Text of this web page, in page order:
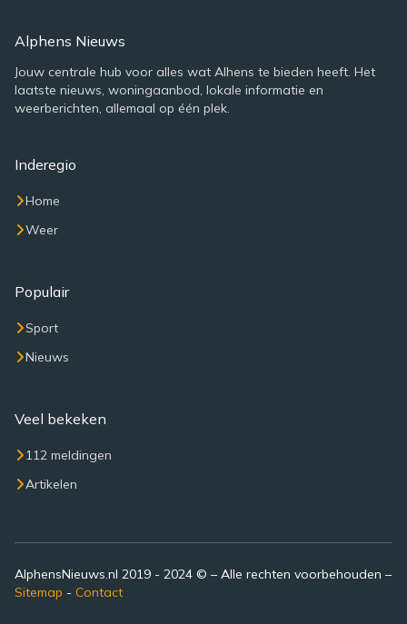
Alphens Nieuws
Jouw centrale hub voor alles wat Alhens te bieden heeft. Het
laatste nieuws, woningaanbod, lokale informatie en
weerberichten, allemaal op één plek.
Inderegio
Home
Weer
Populair
Sport
Nieuws
Veel bekeken
112 meldingen
Artikelen
AlphensNieuws.nl 2019 - 2024 © – Alle rechten voorbehouden –
Sitemap - Contact